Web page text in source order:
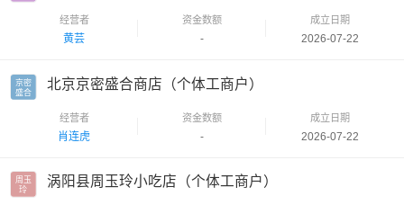
经营者
黄芸
资金数额
-
成立日期
2026-07-22
京密
盛合
北京京密盛合商店（个体工商户）
经营者
肖连虎
资金数额
-
成立日期
2026-07-22
周玉
玲
涡阳县周玉玲小吃店（个体工商户）